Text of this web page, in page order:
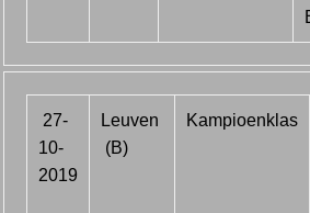
27-
10-
2019
Leuven
(B)
Kampioenklas